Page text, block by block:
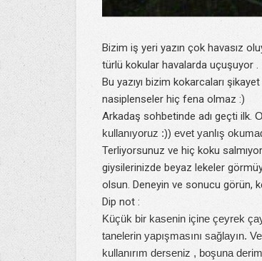
Bizim iş yeri yazın çok havasız
türlü kokular havalarda uçuşuyor .
Bu yazıyı bizim kokarcaları
nasiplenseler hiç fena olmaz :)
Arkadaş sohbetinde adı geçti ilk.
kullanıyoruz :)) evet yanlış
Terliyorsunuz ve hiç koku
giysilerinizde beyaz lekeler
olsun. Deneyin ve sonucu görün,
Dip not :
Küçük bir kasenin içine çeyrek çay
tanelerin yapışmasını sağlayın.
kullanırım derseniz , boşuna